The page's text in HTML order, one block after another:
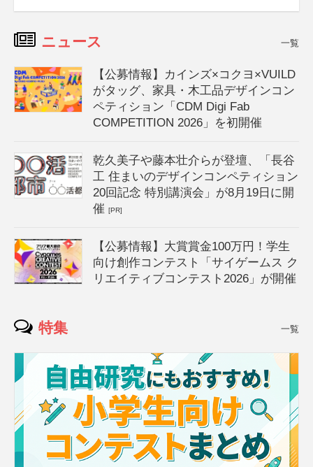
ニュース 一覧
【公募情報】カインズ×コクヨ×VUILD
がタッグ、家具・木工品デザインコン
ペティション「CDM Digi Fab
COMPETITION 2026」を初開催
乾久美子や藤本壮介らが登壇、「長谷
工 住まいのデザインコンペティション
20回記念 特別講演会」が8月19日に開
催[PR]
【公募情報】大賞賞金100万円！学生
向け創作コンテスト「サイゲームス ク
リエイティブコンテスト2026」が開催
特集 一覧